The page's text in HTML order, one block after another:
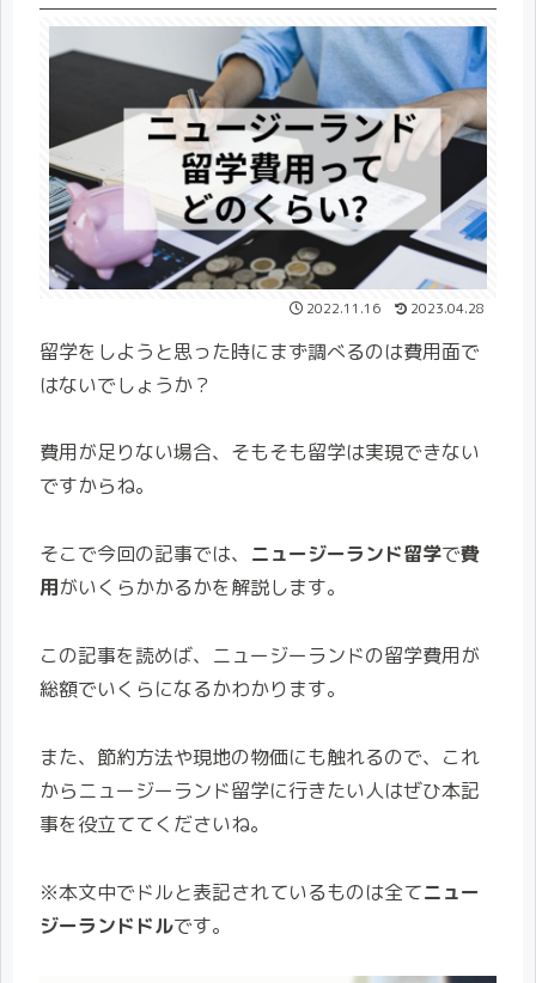
2022.11.16 2023.04.28
留学をしようと思った時にまず調べるのは費用面で
はないでしょうか？
費用が足りない場合、そもそも留学は実現できない
ですからね。
そこで今回の記事では、 ニュージーランド留学で費
用がいくらかかるかを解説します。
この記事を読めば、ニュージーランドの留学費用が
総額でいくらになるかわかります。
また、節約方法や現地の物価にも触れるので、これ
からニュージーランド留学に行きたい人はぜひ本記
事を役立ててくださいね。
※本文中でドルと表記されているものは全てニュー
ジーランドドルです。